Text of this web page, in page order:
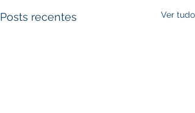
Posts recentes Ver tudo